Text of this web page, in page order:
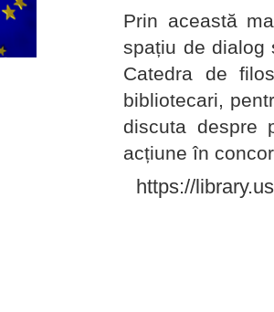
Prin această
spațiu de dialog
Catedra de
bibliotecari,
discuta despre
acțiune în
https://